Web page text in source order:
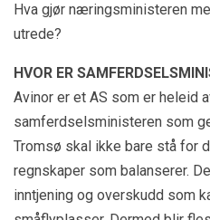
Hva gjør næringsministeren
utrede?
HVOR ER
Avinor er et AS som er heleid
samferdselsministeren som
Tromsø skal ikke bare stå for
regnskaper som balanserer.
inntjening og overskudd som